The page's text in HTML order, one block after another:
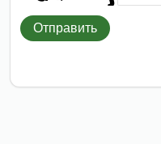
Отправить